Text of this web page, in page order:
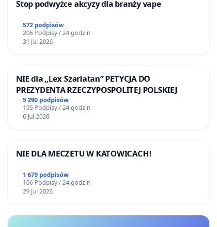
Stop podwyżce akcyzy dla branży vape
572 podpisów
206 Podpisy / 24 godzin
31 Jul 2026
NIE dla „Lex Szarlatan” PETYCJA DO
PREZYDENTA RZECZYPOSPOLITEJ POLSKIEJ
5 290 podpisów
195 Podpisy / 24 godzin
6 Jul 2026
NIE DLA MECZETU W KATOWICACH!
1 679 podpisów
106 Podpisy / 24 godzin
29 Jul 2026